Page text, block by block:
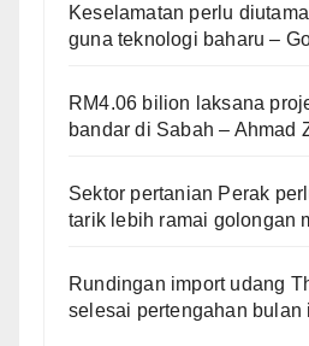
Keselamatan perlu
guna teknologi baharu –
RM4.06 bilion laksana
bandar di Sabah – Ahmad
Sektor pertanian Perak
tarik lebih ramai golongan
Rundingan import udang
selesai pertengahan bulan